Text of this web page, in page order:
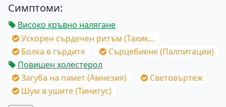
Симптоми:
Високо кръвно налягане
Ускорен сърдечен ритъм (Тахикардия)
Болка в гърдите
Сърцебиене (Палпитации)
Повишен холестерол
Загуба на памет (Амнезия)
Световъртеж
Шум в ушите (Тинитус)